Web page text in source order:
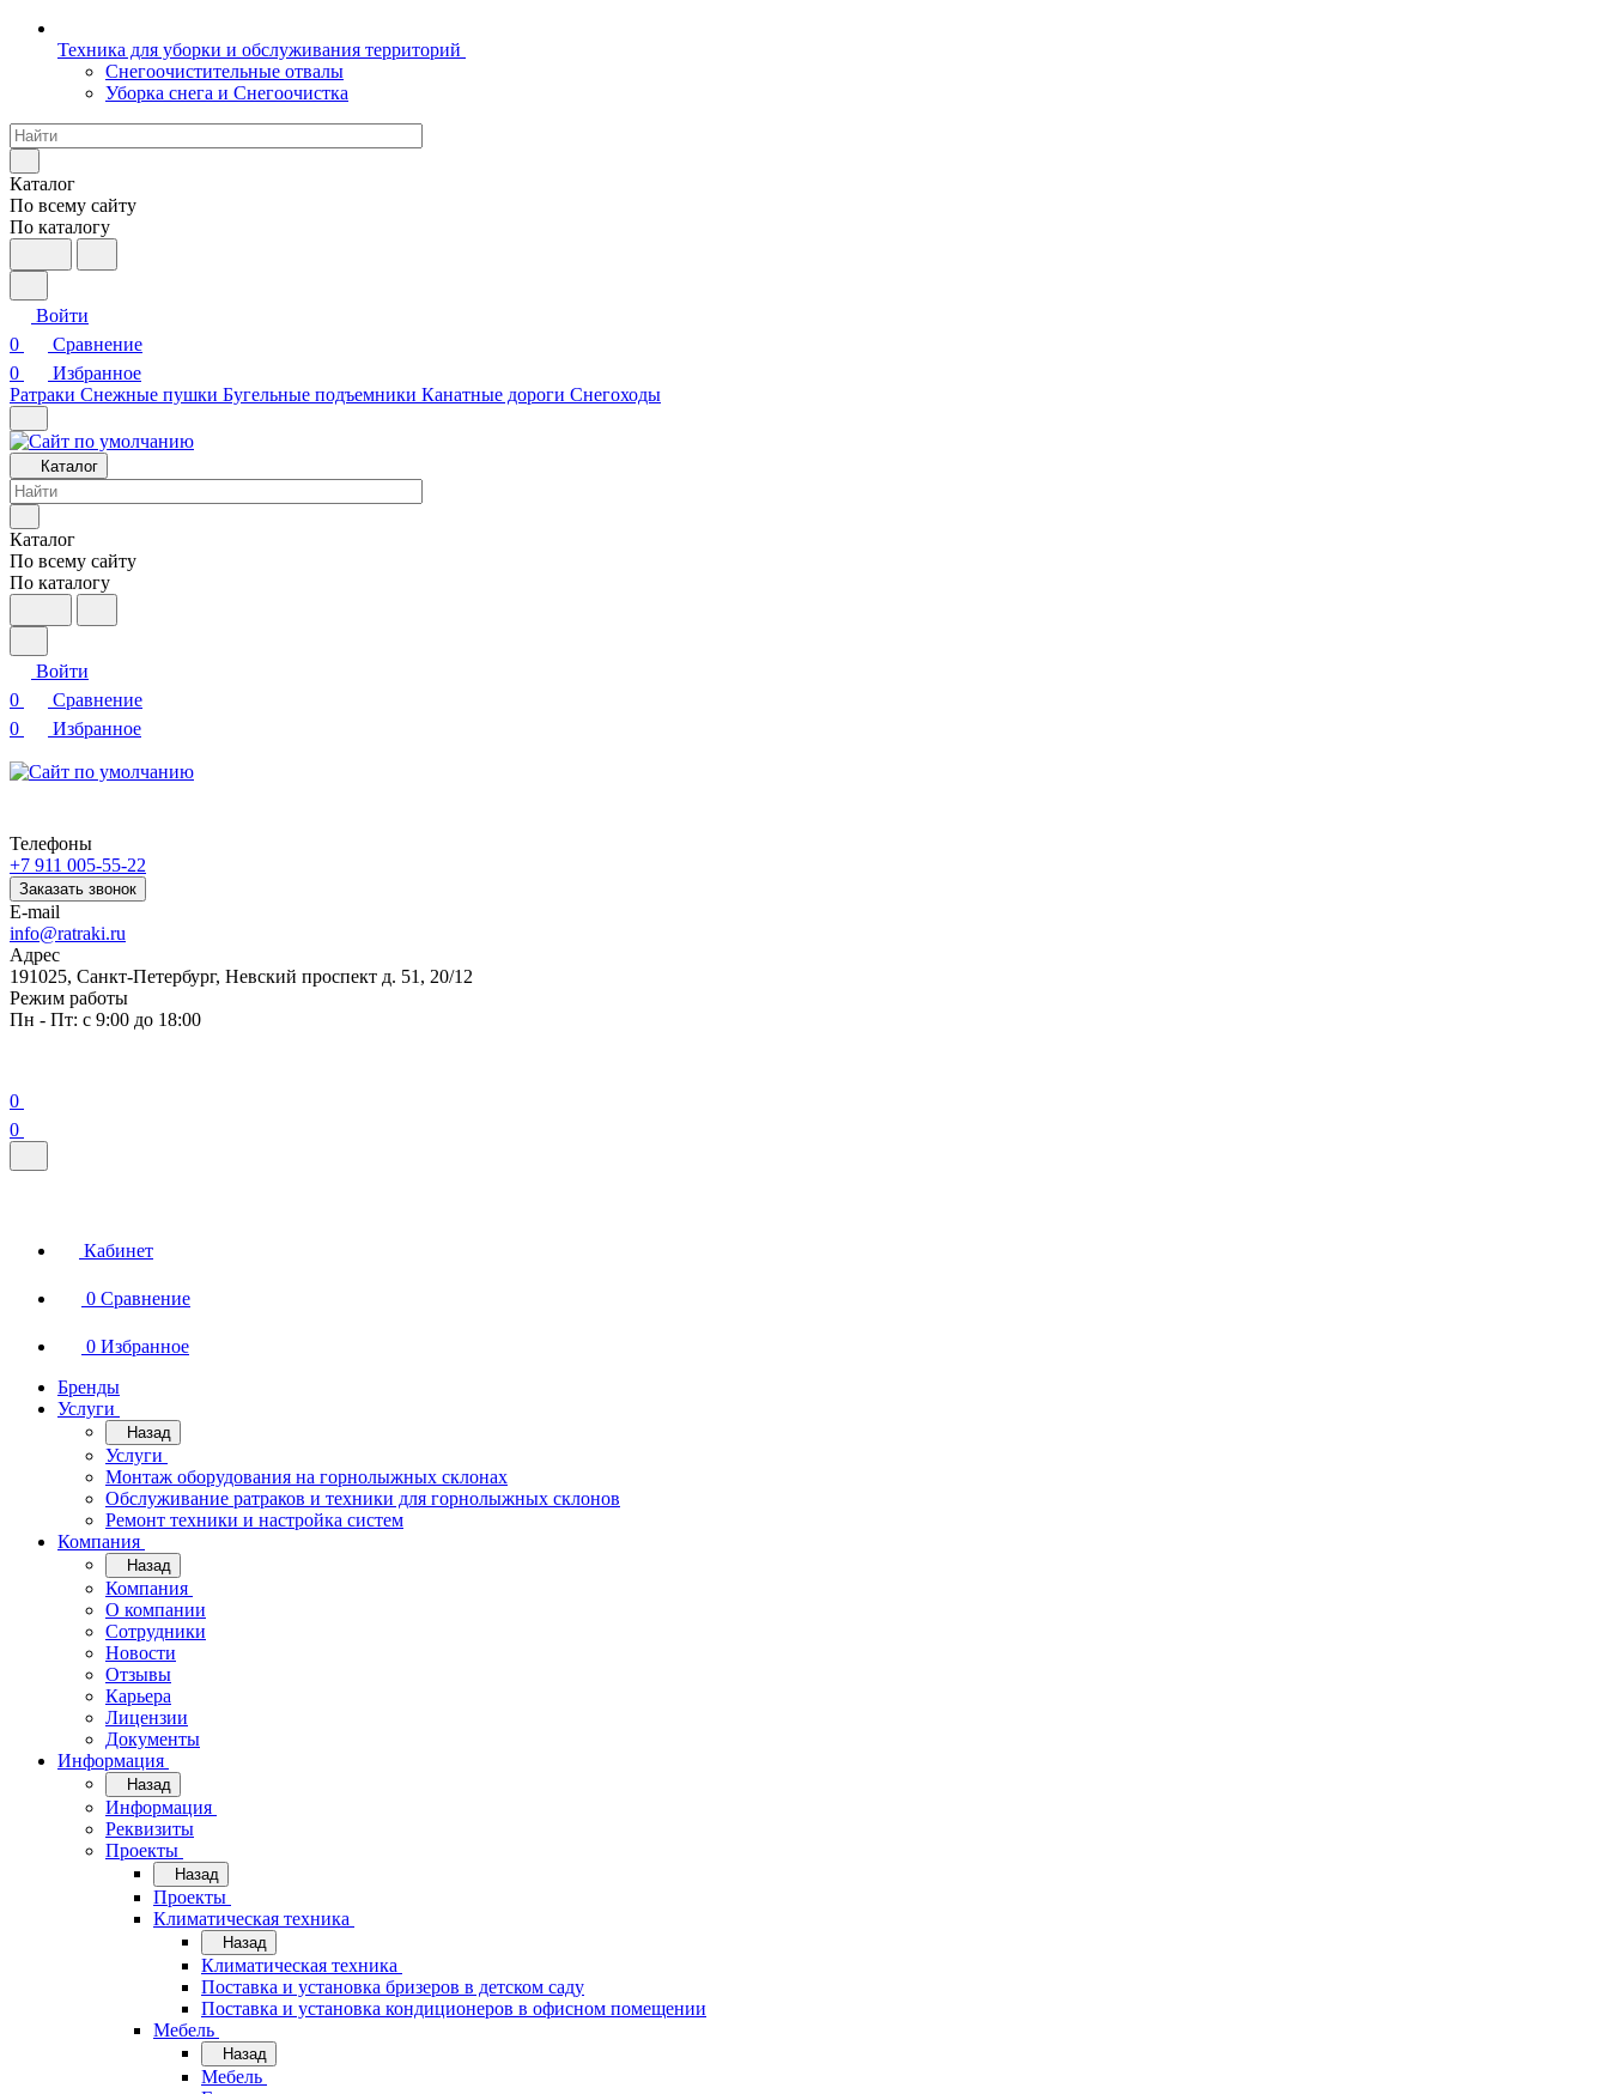
Техника для уборки и обслуживания территорий
Снегоочистительные отвалы
Уборка снега и Снегоочистка
Каталог
По всему сайту
По каталогу
Войти
0
Сравнение
0
Избранное
Ратраки Снежные пушки Бугельные подъемники Канатные дороги Снегоходы
Каталог
Каталог
По всему сайту
По каталогу
Войти
0
Сравнение
0
Избранное
Телефоны
+7 911 005-55-22
Заказать звонок
E-mail
info@ratraki.ru
Адрес
191025, Санкт-Петербург, Невский проспект д. 51, 20/12
Режим работы
Пн - Пт: с 9:00 до 18:00
0
0
Кабинет
0 Сравнение
0 Избранное
Бренды
Услуги
Назад
Услуги
Монтаж оборудования на горнолыжных склонах
Обслуживание ратраков и техники для горнолыжных склонов
Ремонт техники и настройка систем
Компания
Назад
Компания
О компании
Сотрудники
Новости
Отзывы
Карьера
Лицензии
Документы
Информация
Назад
Информация
Реквизиты
Проекты
Назад
Проекты
Климатическая техника
Назад
Климатическая техника
Поставка и установка бризеров в детском саду
Поставка и установка кондиционеров в офисном помещении
Мебель
Назад
Мебель